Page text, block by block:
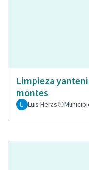
Limpieza
montes
Luis Heras